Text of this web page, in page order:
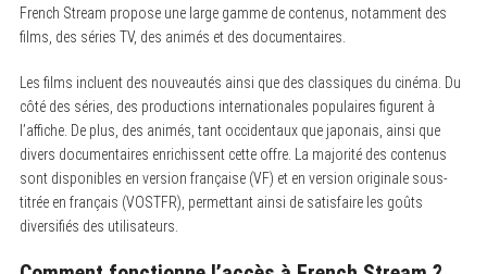
French Stream propose une large gamme de contenus, notamment des
films, des séries TV, des animés et des documentaires.
Les films incluent des nouveautés ainsi que des classiques du cinéma. Du
côté des séries, des productions internationales populaires figurent à
l’affiche. De plus, des animés, tant occidentaux que japonais, ainsi que
divers documentaires enrichissent cette offre. La majorité des contenus
sont disponibles en version française (VF) et en version originale sous-
titrée en français (VOSTFR), permettant ainsi de satisfaire les goûts
diversifiés des utilisateurs.